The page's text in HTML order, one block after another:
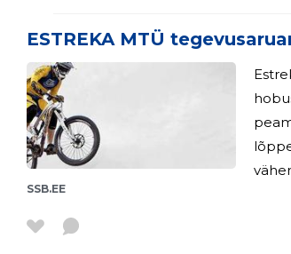
ESTREKA MTÜ
SSB.EE